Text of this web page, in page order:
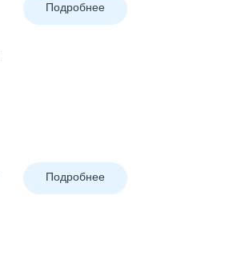
Подробнее
Подробнее